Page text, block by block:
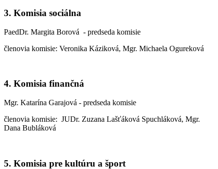
3. Komisia sociálna
PaedDr. Margita Borová - predseda komisie
členovia komisie: Veronika Káziková, Mgr. Michaela Ogureková
4. Komisia finančná
Mgr. Katarína Garajová - predseda komisie
členovia komisie: JUDr. Zuzana Lašťáková Spuchláková, Mgr.
Dana Bubláková
5. Komisia pre kultúru a šport